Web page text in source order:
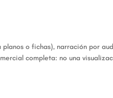
o fichas), narración por
completa: no una